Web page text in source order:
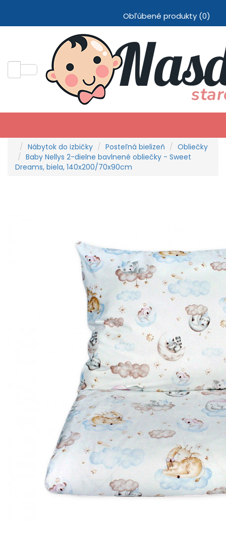
Obľúbené produkty (0)
Nábytok do izbičky Posteľná bielizeň
Obliečky
Baby Nellys 2-dielne bavlnené obliečky - Sweet
Dreams, biela, 140x200/70x90cm